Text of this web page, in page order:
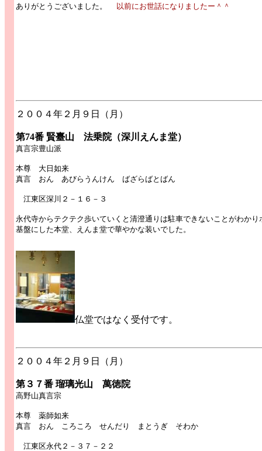
ありがとうございました。
以前にお世話になりましたー＾＾
２００４年２月９日（月）
第74番 賢臺山 法乗院（深川えんま堂）
真言宗豊山派
本尊 大日如来
真言 おん あびらうんけん ばざらばとばん
江東区深川２－１６－３
永代寺からテクテク歩いていくと清澄通りは駐車できないことがわか
基盤にした本堂、えんま堂で華やかな装いでした。
仏堂ではなく受付です。
２００４年２月９日（月）
第３７番 瑠璃光山 萬徳院
高野山真言宗
本尊 薬師如来
真言 おん ころころ せんだり まとうぎ そわか
江東区永代２－３７－２２